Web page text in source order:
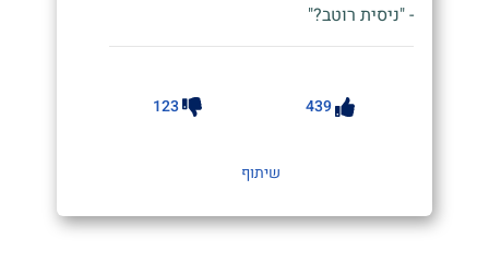
- "ניסית רוטב?"
439
123
שיתוף